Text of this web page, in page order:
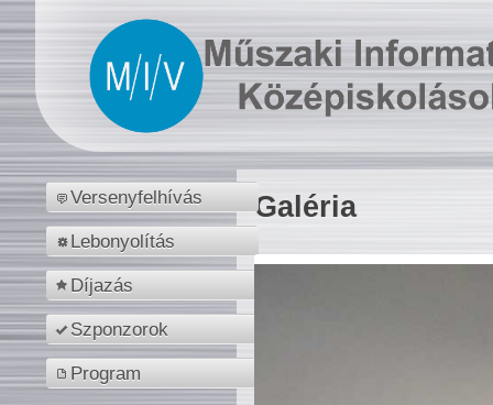
Versenyfelhívás
Lebonyolítás
Díjazás
Szponzorok
Program
Galéria